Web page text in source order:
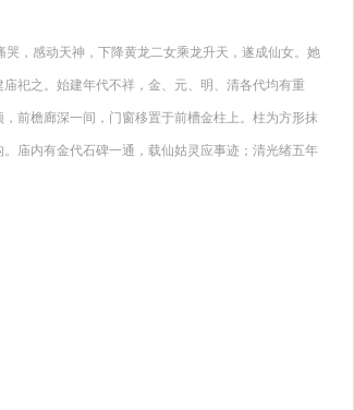
，感动天神，下降黄龙二女乘龙升天，遂成仙女。她
祀之。始建年代不祥，金、元、明、清各代均有重
前檐廊深一间，门窗移置于前槽金柱上。柱为方形抹
庙内有金代石碑一通，载仙姑灵应事迹；清光绪五年